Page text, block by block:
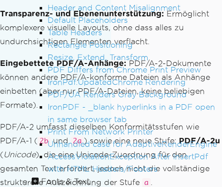
Header and Content Misalignment
Default Placeholders
Table Headers
Rectangle Positioning
Resize, Extend, Transform
PDF Differs from Chrome Print Preview
IronPdf.UpdatedChrome Rendering
PDF/UA Renders Gray Background
IronPDF - _blank hyperlinks in a PDF open
in same browser tab
Print From Network Printer
Unhandled case for AdaptiveRenderEngine
AccessViolationException After InsertPdf
with HTML Headers/Footers
Fonts & Text
Transparenz- und Ebenenunterstützung:Ermöglicht
komplexere visuelle Layouts, ohne dass alles zu
undurchsichtigen Elementen verflacht.
Eingebettete PDF/A-Anhänge: PDF/A-2-Dokumente
können andere PDF/A-konforme Dateien als Anhänge
einbetten (aber nur PDF/A-Dateien, keine beliebigen
Formate).
PDF/A-2 umfasst dieselben Konformitätsstufen wie
PDF/A-1 ( 2b und 2a ) sowie eine neue Stufe: PDF/A-2u
(Unicode), die eine Unicode-Zuordnung für den
gesamten Text erfordert, jedoch nicht die vollständige
strukturelle Auszeichnung der Stufe a